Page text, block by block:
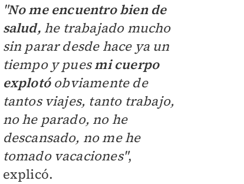
"No me encuentro bien de
salud, he trabajado mucho
sin parar desde hace ya un
tiempo y puesmi cuerpo
explotóobviamente de
tantos viajes, tanto trabajo,
no he parado, no he
descansado, no me he
tomado vacaciones",
explicó.